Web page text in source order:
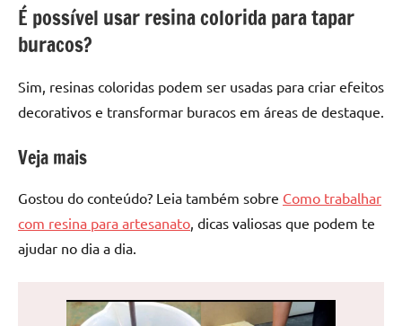
É possível usar resina colorida para tapar
buracos?
Sim, resinas coloridas podem ser usadas para criar efeitos
decorativos e transformar buracos em áreas de destaque.
Veja mais
Gostou do conteúdo? Leia também sobre Como trabalhar
com resina para artesanato , dicas valiosas que podem te
ajudar no dia a dia.